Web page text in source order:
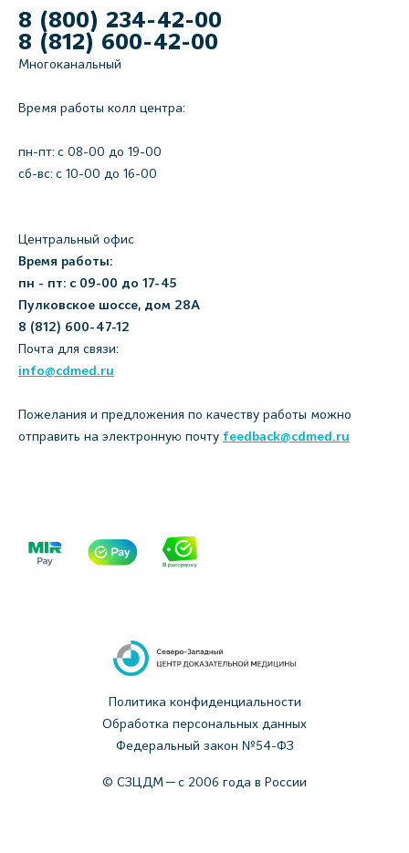
8 (800) 234-42-00
8 (812) 600-42-00
Многоканальный
Время работы колл центра:
пн-пт: c 08-00 до 19-00
сб-вс: с 10-00 до 16-00
Центральный офис
Время работы:
пн - пт: с 09-00 до 17-45
Пулковское шоссе, дом 28А
8 (812) 600-47-12
Почта для связи:
info@cdmed.ru
Пожелания и предложения по качеству работы можно
отправить на электронную почту feedback@cdmed.ru
Политика конфиденциальности
Обработка персональных данных
Федеральный закон №54-ФЗ
© СЗЦДМ — с 2006 года в России